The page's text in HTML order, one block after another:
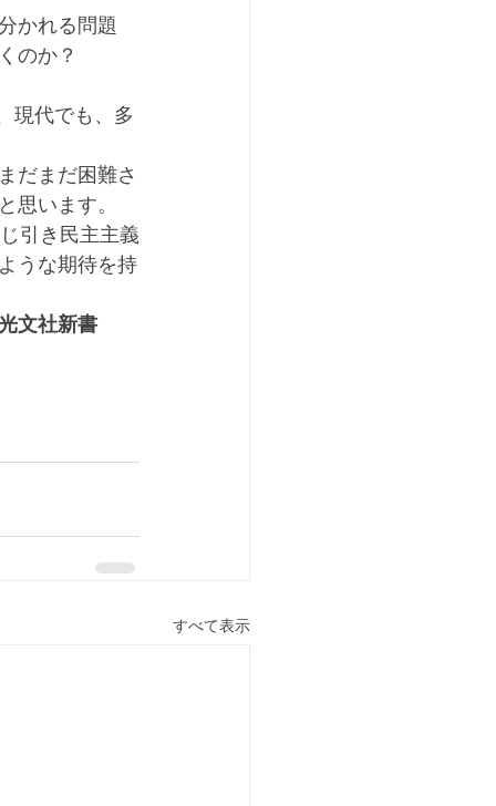
かれる問題
のか？
だまだ困難さ
思います。
うな期待を持
文社新書
すべて表示